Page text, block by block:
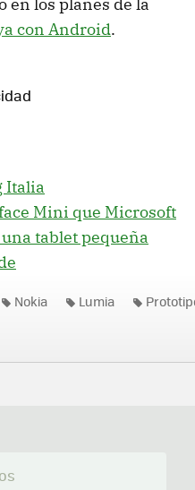
con Android.
Italia
Mini que Microsoft
tablet pequeña
Nokia Lumia